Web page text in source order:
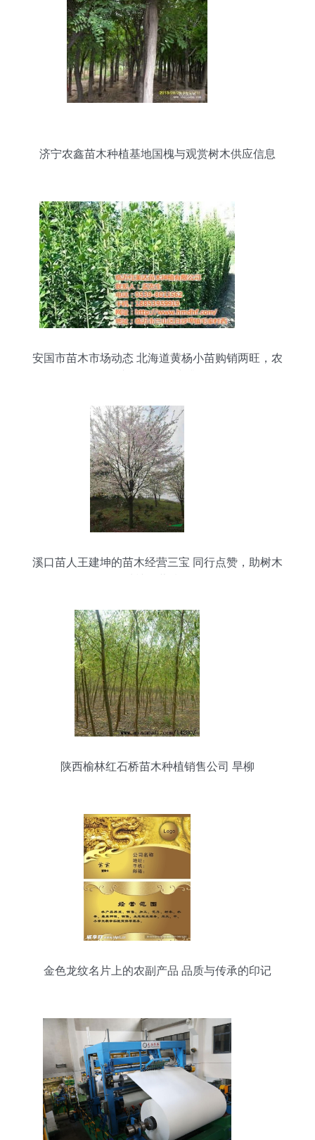
济宁农鑫苗木种植基地国槐与观赏树木供应信息
安国市苗木市场动态 北海道黄杨小苗购销两旺，农
溪口苗人王建坤的苗木经营三宝 同行点赞，助树木
陕西榆林红石桥苗木种植销售公司 旱柳
金色龙纹名片上的农副产品 品质与传承的印记